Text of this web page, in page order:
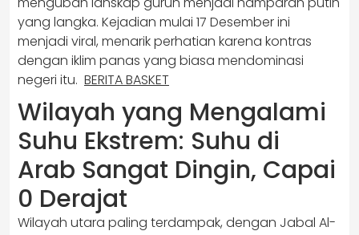
yang langka. Kejadian mulai 17 Desember ini
menjadi viral, menarik perhatian karena kontras
dengan iklim panas yang biasa mendominasi
negeri itu. BERITA BASKET
Wilayah yang Mengalami
Suhu Ekstrem: Suhu di
Arab Sangat Dingin, Capai
0 Derajat
Wilayah utara paling terdampak, dengan Jabal Al-